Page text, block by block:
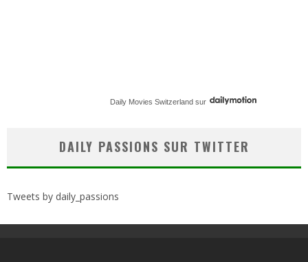
Daily Movies Switzerland sur
DAILY PASSIONS SUR TWITTER
Tweets by daily_passions